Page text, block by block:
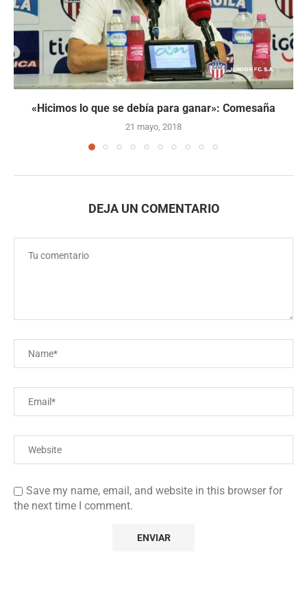
«Hicimos lo que se debía para ganar»: Comesaña
21 mayo, 2018
DEJA UN COMENTARIO
Save my name, email, and website in this browser for
the next time I comment.